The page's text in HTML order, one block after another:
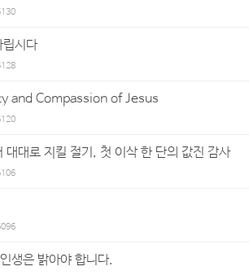
립시다
and Compassion of Jesus
대대로 지킬 절기, 첫 이삭 한 단의 값진 감사
생은 밝아야 합니다.